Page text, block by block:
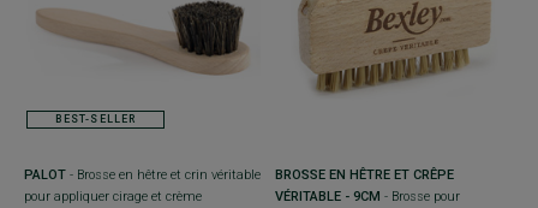
BEST-SELLER
PALOT - Brosse en hêtre et crin véritable
pour appliquer cirage et crème
BROSSE EN HÊTRE ET CRÊPE
VÉRITABLE - 9CM - Brosse pour